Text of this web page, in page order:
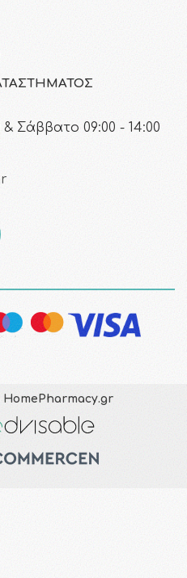
& Σάββατο 09:00 - 14:00
HomePharmacy.gr